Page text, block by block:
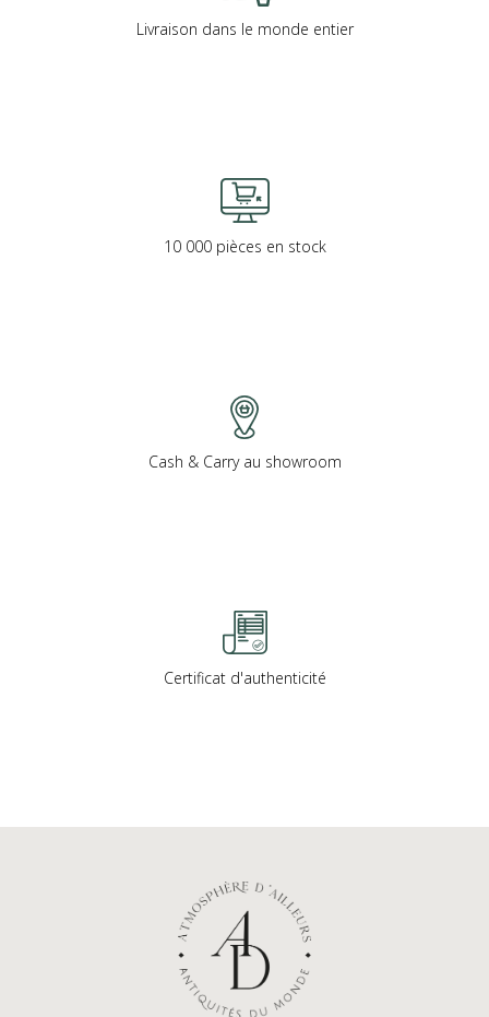
Livraison dans le monde entier
10 000 pièces en stock
Cash & Carry au showroom
Certificat d'authenticité